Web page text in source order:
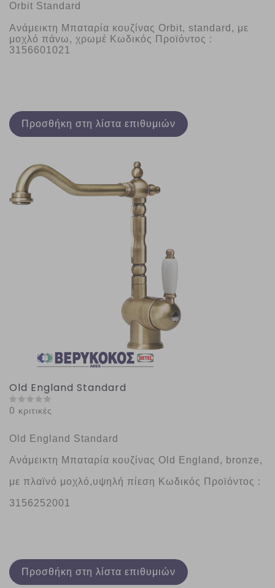
Orbit Standard
Ανάμεικτη Μπαταρία κουζίνας Orbit, standard, με
μοχλό πάνω, χρωμέ Κωδικός Προϊόντος :
3156601021
Προσθήκη στη λίστα επιθυμιών
Old England Standard
0 κριτικές
Old England Standard
Ανάμεικτη Μπαταρία κουζίνας Old England, bronze,
με πλαϊνό μοχλό,υψηλή πίεση Κωδικός Προϊόντος :
3156252001
Προσθήκη στη λίστα επιθυμιών